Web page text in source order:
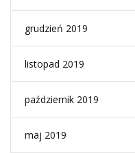
grudzień 2019
listopad 2019
październik 2019
maj 2019